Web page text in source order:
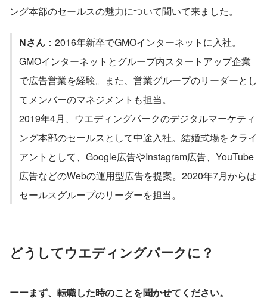
ング本部のセールスの魅力について聞いて来ました。
Nさん ：2016年新卒でGMOインターネットに入社。
GMOインターネットとグループ内スタートアップ企業
で広告営業を経験。また、営業グループのリーダーとし
てメンバーのマネジメントも担当。
2019年4月、ウエディングパークのデジタルマーケティ
ング本部のセールスとして中途入社。結婚式場をクライ
アントとして、Google広告やInstagram広告、YouTube
広告などのWebの運用型広告を提案。2020年7月からは
セールスグループのリーダーを担当。
どうしてウエディングパークに？
ーーまず、転職した時のことを聞かせてください。